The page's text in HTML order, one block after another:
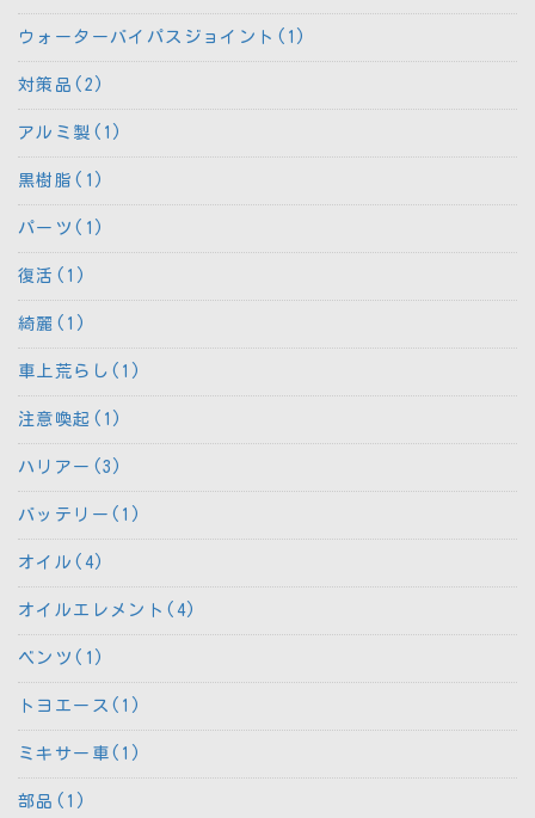
ウォーターバイパスジョイント(1)
対策品(2)
アルミ製(1)
黒樹脂(1)
パーツ(1)
復活(1)
綺麗(1)
車上荒らし(1)
注意喚起(1)
ハリアー(3)
バッテリー(1)
オイル(4)
オイルエレメント(4)
ベンツ(1)
トヨエース(1)
ミキサー車(1)
部品(1)